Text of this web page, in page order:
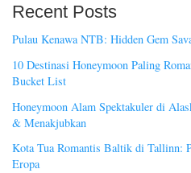
Recent Posts
Pulau Kenawa NTB: Hidden Gem
10 Destinasi Honeymoon Paling
Bucket List
Honeymoon Alam Spektakuler di
& Menakjubkan
Kota Tua Romantis Baltik di Tallinn:
Eropa